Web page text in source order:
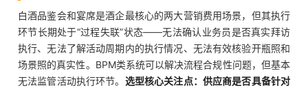
白酒品鉴会和宴席是酒企最核心的两大营销费用场景，但其执行
环节长期处于“过程失联”状态——无法确认业务员是否真实拜访
执行、无法了解活动周期内的执行情况、无法有效核验开瓶照和
场景照的真实性。BPM类系统可以解决流程合规性问题，但基本
无法监管活动执行环节。 选型核心关注点：供应商是否具备针对